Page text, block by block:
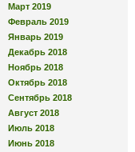
Март 2019
Февраль 2019
Январь 2019
Декабрь 2018
Ноябрь 2018
Октябрь 2018
Сентябрь 2018
Август 2018
Июль 2018
Июнь 2018